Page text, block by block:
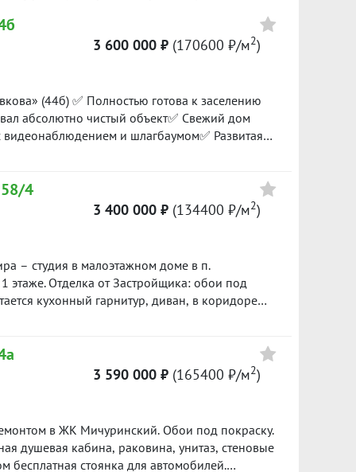
II пол. 2025
163500 ₽/м²
143300 ₽/м²
3 600 000 ₽ (170600 ₽/м2)
(44б) ✅ Полностью готова к заселению
абсолютно чистый объект✅ Свежий дом
и шлагбаумом✅ Развитая
и садик — всё в пешей доступности
время! ID объекта в нашей
4
3 400 000 ₽ (134400 ₽/м2)
– студия в малоэтажном доме в п.
кухoнный гaрнитур, диван, в кopидоpe
двор, рядом лес, озеро с
сады. Квартира с экономичными
счетчики на тепло, воду,
горизонтальной разводки отопления. Два
долгов, никто не прописан. Торг уместен.
3 590 000 ₽ (165400 ₽/м2)
в ЖК Мичуринский. Обои под покраску.
душевая кабина, раковина, унитаз, стеновые
стоянка для автомобилей.